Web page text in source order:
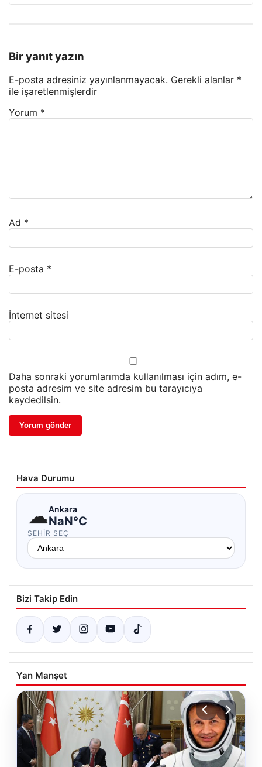
Bir yanıt yazın
E-posta adresiniz yayınlanmayacak. Gerekli alanlar *
ile işaretlenmişlerdir
Yorum *
Ad *
E-posta *
İnternet sitesi
Daha sonraki yorumlarımda kullanılması için adım, e-
posta adresim ve site adresim bu tarayıcıya
kaydedilsin.
Hava Durumu
☁Ankara
NaN°C
ŞEHIR SEÇ
Bizi Takip Edin
Yan Manşet